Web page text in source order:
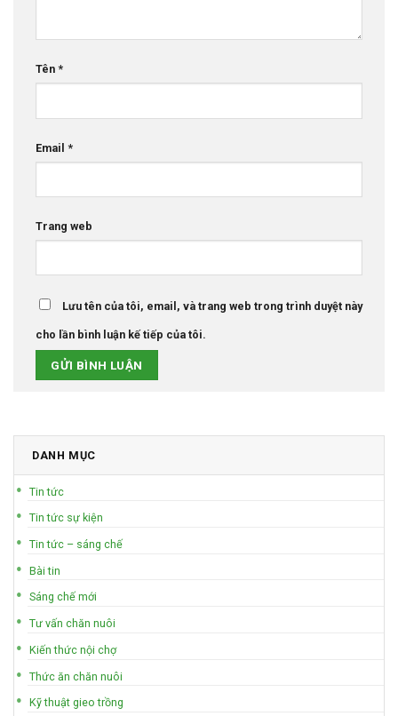
Tên *
Email *
Trang web
Lưu tên của tôi, email, và trang web trong trình duyệt này
cho lần bình luận kế tiếp của tôi.
DANH MỤC
Tin tức
Tin tức sự kiện
Tin tức – sáng chế
Bài tin
Sáng chế mới
Tư vấn chăn nuôi
Kiến thức nội chợ
Thức ăn chăn nuôi
Kỹ thuật gieo trồng